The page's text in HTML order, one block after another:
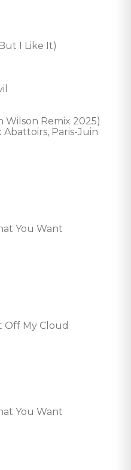
I Like It)
Wilson Remix 2025)
Abattoirs, Paris-Juin
You Want
Off My Cloud
You Want